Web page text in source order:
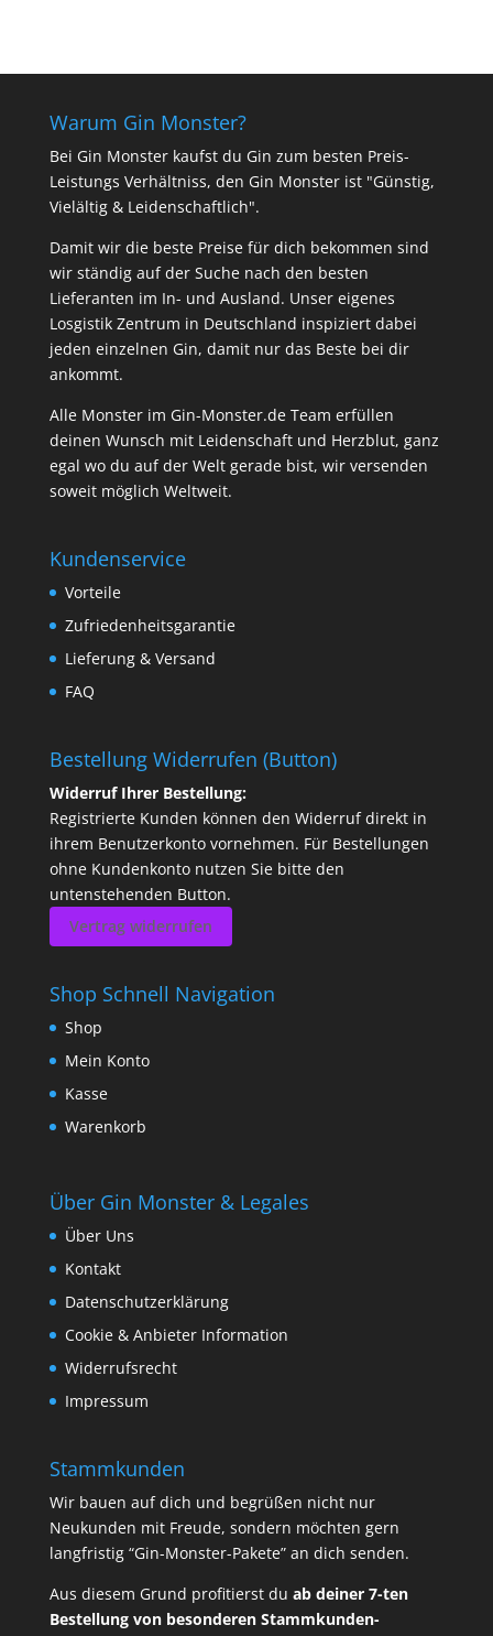
Warum Gin Monster?
Bei Gin Monster kaufst du Gin zum besten Preis-
Leistungs Verhältniss, den Gin Monster ist "Günstig,
Vielältig & Leidenschaftlich".
Damit wir die beste Preise für dich bekommen sind
wir ständig auf der Suche nach den besten
Lieferanten im In- und Ausland. Unser eigenes
Losgistik Zentrum in Deutschland inspiziert dabei
jeden einzelnen Gin, damit nur das Beste bei dir
ankommt.
Alle Monster im Gin-Monster.de Team erfüllen
deinen Wunsch mit Leidenschaft und Herzblut, ganz
egal wo du auf der Welt gerade bist, wir versenden
soweit möglich Weltweit.
Kundenservice
Vorteile
Zufriedenheitsgarantie
Lieferung & Versand
FAQ
Bestellung Widerrufen (Button)
Widerruf Ihrer Bestellung:
Registrierte Kunden können den Widerruf direkt in
ihrem Benutzerkonto vornehmen. Für Bestellungen
ohne Kundenkonto nutzen Sie bitte den
untenstehenden Button.
Vertrag widerrufen
Shop Schnell Navigation
Shop
Mein Konto
Kasse
Warenkorb
Über Gin Monster & Legales
Über Uns
Kontakt
Datenschutzerklärung
Cookie & Anbieter Information
Widerrufsrecht
Impressum
Stammkunden
Wir bauen auf dich und begrüßen nicht nur
Neukunden mit Freude, sondern möchten gern
langfristig “Gin-Monster-Pakete” an dich senden.
Aus diesem Grund profitierst du ab deiner 7-ten
Bestellung von besonderen Stammkunden-